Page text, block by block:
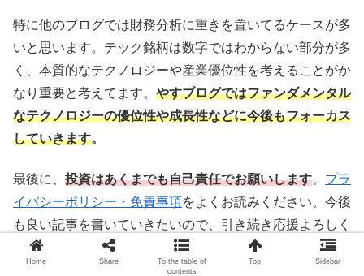
特に他のブログでは財務分析に重きを置いてるケースが多
いと思います。テック銘柄は数字ではわからない部分が多
く、本質的なテクノロジーや産業優位性を考えることがか
なり重要と考えてます。 やすブログではファンダメンタル
なテクノロジーの優位性や成長性などに今後もフォーカス
していきます。
最後に、 投資はあくまでも自己責任でお願いします。 プラ
イバシーポリシー・免責事項をよくお読みください。今後
も良い記事を書いていきたいので、引き続き応援よろしく
お願いします。
Home Share
To the table of
contents
Top Sidebar